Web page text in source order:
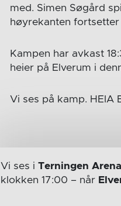
med. Simen Søgård
høyrekanten
Kampen har avkast
heier på Elverum i
Vi ses på kamp. HEIA
Vi ses i Terningen Arena
klokken 17:00 – når